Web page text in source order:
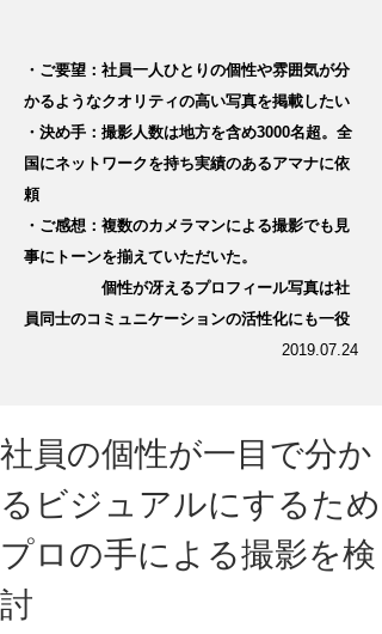
・ご要望：社員一人ひとりの個性や雰囲気が分
かるようなクオリティの高い写真を掲載したい
・決め手：撮影人数は地方を含め3000名超。全
国にネットワークを持ち実績のあるアマナに依
頼
・ご感想：複数のカメラマンによる撮影でも見
事にトーンを揃えていただいた。
個性が冴えるプロフィール写真は社
員同士のコミュニケーションの活性化にも一役
2019.07.24
社員の個性が一目で分か
るビジュアルにするため
プロの手による撮影を検
討